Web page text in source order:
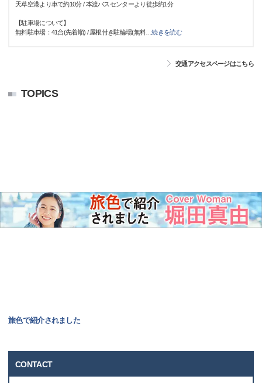
天草空港より車で約10分 / 本渡バスセンターより徒歩約1分
【駐車場について】
無料駐車場：41台(先着順) / 屋根付き駐輪場(無料…続きを読む
交通アクセスページはこちら
TOPICS
旅色で紹介されました
CONTACT